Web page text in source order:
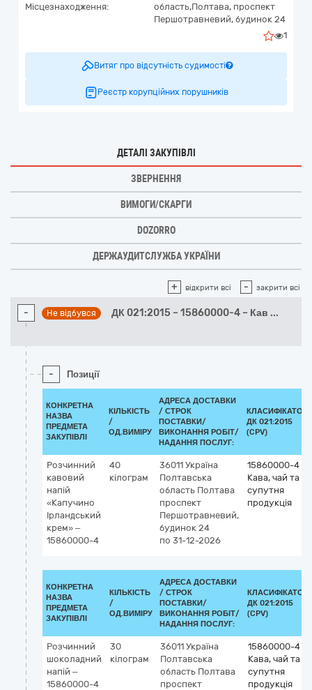
Місцезнаходження:
область,Полтава, проспект
Першотравневий, будинок 24
1
Витяг про відсутність судимості
Реєстр корупційних порушників
ДЕТАЛІ ЗАКУПІВЛІ
ЗВЕРНЕННЯ
ВИМОГИ/СКАРГИ
DOZORRO
ДЕРЖАУДИТСЛУЖБА УКРАЇНИ
+ відкрити всі - закрити всі
- Не відбувся ДК 021:2015 – 15860000-4 – Кав ...
- Позиції
КОНКРЕТНА
НАЗВА
ПРЕДМЕТА
ЗАКУПІВЛІ
КІЛЬКІСТЬ
/
ОД.ВИМІРУ
АДРЕСА ДОСТАВКИ
/ СТРОК
ПОСТАВКИ/
ВИКОНАННЯ РОБІТ/
НАДАННЯ ПОСЛУГ:
КЛАСИФІКАТОР
ДК 021:2015
(CPV)
Розчинний
кавовий
напій
«Капучино
Ірландський
крем» –
15860000-4
40
кілограм
36011 Україна
Полтавська
область Полтава
проспект
Першотравневий,
будинок 24
по 31-12-2026
15860000-4
Кава, чай та
супутня
продукція
КОНКРЕТНА
НАЗВА
ПРЕДМЕТА
ЗАКУПІВЛІ
КІЛЬКІСТЬ
/
ОД.ВИМІРУ
АДРЕСА ДОСТАВКИ
/ СТРОК
ПОСТАВКИ/
ВИКОНАННЯ РОБІТ/
НАДАННЯ ПОСЛУГ:
КЛАСИФІКАТОР
ДК 021:2015
(CPV)
Розчинний
шоколадний
напій –
15860000-4
30
кілограм
36011 Україна
Полтавська
область Полтава
проспект
15860000-4
Кава, чай та
супутня
продукція